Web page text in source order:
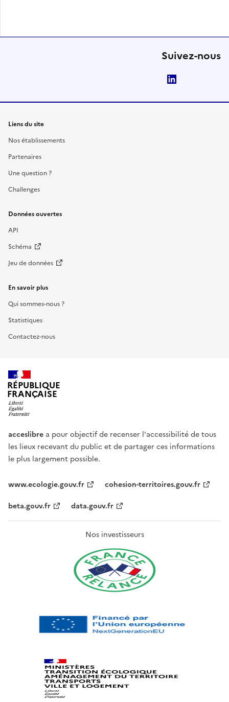
Suivez-nous
Liens du site
Nos établissements
Partenaires
Une question ?
Challenges
Données ouvertes
API
Schéma
Jeu de données
En savoir plus
Qui sommes-nous ?
Statistiques
Contactez-nous
RÉPUBLIQUE
FRANÇAISE
acceslibre a pour objectif de recenser l'accessibilité de tous
les lieux recevant du public et de partager ces informations
le plus largement possible.
www.ecologie.gouv.fr
cohesion-territoires.gouv.fr
beta.gouv.fr
data.gouv.fr
Nos investisseurs